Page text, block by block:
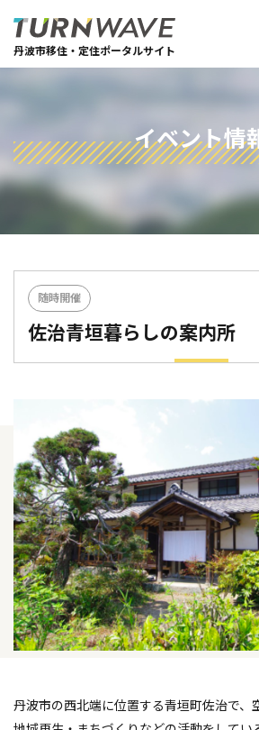
丹波市移住・定住ポータルサイト
イベント情
随時開催
佐治青垣暮らしの案内所
丹波市の西北端に位置する青垣町佐治で、